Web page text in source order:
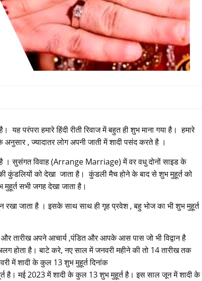
यह परंपरा हमारे हिंदी रीती रिवाज में बहुत ही शुभ माना गया है। हमारे
, ज्यादातर लोग अपनी जाती में शादी पसंद करते है ।
। सुसंगत विवाह (Arrange Marriage) में वर वधु दोनों साइड के
कुंडलियों को देखा जाता है। कुंडली मैच होने के बाद से शुभ मुहूर्त को
सभी जगह देखा जाता है।
रखा जाता है । इसके साथ साथ ही गृह प्रवेश , बहु भोज का भी शुभ मुहूर्त
तारीख अपने आचार्य ,पंडित और आपके आस पास जो भी विद्वान है
है। बाटे करे, नए साल में जनवरी महीने की तो 14 तारीख तक
में शादी के कुल 13 शुभ मुहूर्त दिनांक
है। मई 2023 में शादी के कुल 13 शुभ मुहूर्त है। इस साल जून में शादी के